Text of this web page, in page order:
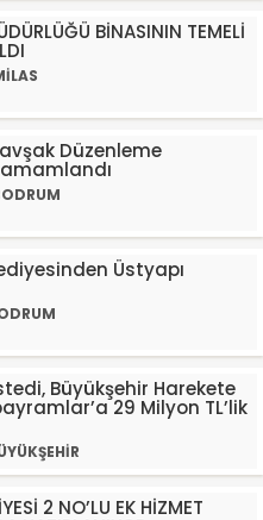
BİNASININ TEMELİ
Düzenleme
Üstyapı
Büyükşehir Harekete
29 Milyon TL’lik
2 NO’LU EK HİZMET